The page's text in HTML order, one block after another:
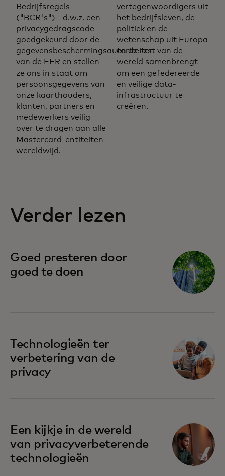
Bedrijfsregels
("BCR's") - d.w.z. een
privacygedragscode -
goedgekeurd door de
gegevensbeschermingsautoriteiten
van de EER en stellen
ze ons in staat om
persoonsgegevens van
onze kaarthouders,
klanten, partners en
medewerkers veilig
over te dragen aan alle
Mastercard-entiteiten
wereldwijd.
vertegenwoordigers uit
het bedrijfsleven, de
politiek en de
wetenschap uit Europa
en de rest van de
wereld samenbrengt
om een gefedereerde
en veilige data-
infrastructuur te
creëren.
Verder lezen
Goed presteren door
goed te doen
Technologieën ter
verbetering van de
privacy
opens in a new tab
Een kijkje in de wereld
van privacyverbeterende
technologieën
opens in a new tab